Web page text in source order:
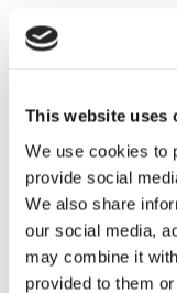
This website uses
We use cookies to
provide social
We also share
our social media,
may combine it
provided to them